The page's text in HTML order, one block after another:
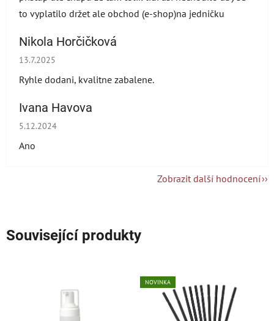
to vyplatilo držet ale obchod (e-shop)na jedničku
Nikola Horčičková
Hodnocení obchodu je 5 z 5 hvězdiček.
13.7.2025
Ryhle dodani, kvalitne zabalene.
Ivana Havova
Hodnocení obchodu je 5 z 5 hvězdiček.
5.12.2024
Ano
Zobrazit další hodnocení
Související produkty
NOVINKA